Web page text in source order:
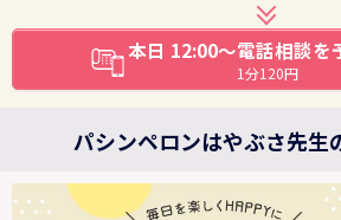
本日 12:00～電話相談を
1分120円
パシンペロンはやぶさ先生